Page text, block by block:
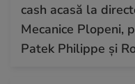
cash acasă la
Mecanice Plopeni,
Patek Philippe și